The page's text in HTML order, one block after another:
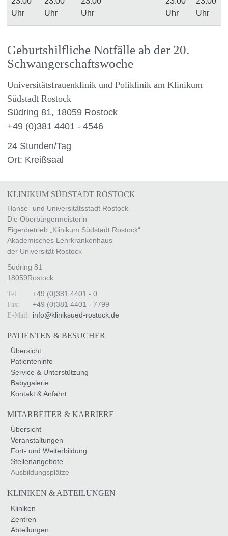
Uhr
Uhr
Uhr
Uhr
Uhr
Geburtshilfliche Notfälle ab der 20.
Schwangerschaftswoche
Universitätsfrauenklinik und Poliklinik am Klinikum
Südstadt Rostock
Südring 81, 18059 Rostock
+49 (0)381 4401 - 4546
24 Stunden/Tag
Ort: Kreißsaal
KLINIKUM SÜDSTADT ROSTOCK
Hanse- und Universitätsstadt Rostock
Die Oberbürgermeisterin
Eigenbetrieb „Klinikum Südstadt Rostock“
Akademisches Lehrkrankenhaus
der Universität Rostock
Südring 81
18059Rostock
Tel.: +49 (0)381 4401 - 0
Fax: +49 (0)381 4401 - 7799
E-Mail: info@kliniksued-rostock de
PATIENTEN & BESUCHER
Übersicht
Patienteninfo
Service & Unterstützung
Babygalerie
Kontakt & Anfahrt
MITARBEITER & KARRIERE
Übersicht
Veranstaltungen
Fort- und Weiterbildung
Stellenangebote
Ausbildungsplätze
KLINIKEN & ABTEILUNGEN
Kliniken
Zentren
Abteilungen